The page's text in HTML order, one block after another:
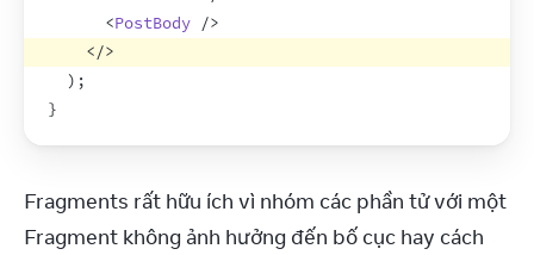
<PostBody />
</>
) ;
}
Fragments rất hữu ích vì nhóm các phần tử với một
Fragment không ảnh hưởng đến bố cục hay cách